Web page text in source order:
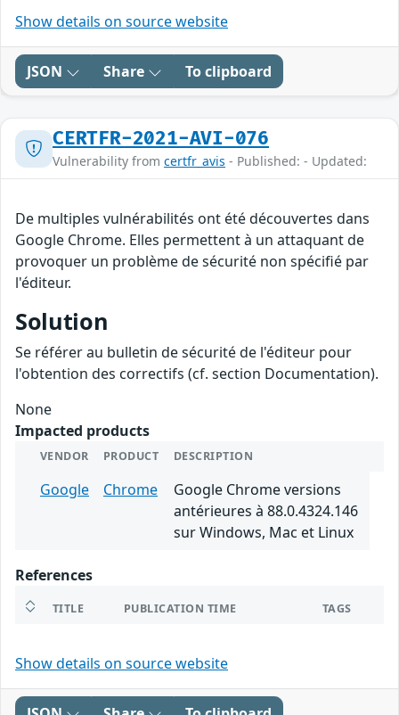
Show details on source website
JSON Share To clipboard
CERTFR-2021-AVI-076
Vulnerability from certfr_avis - Published: - Updated:
De multiples vulnérabilités ont été découvertes dans
Google Chrome. Elles permettent à un attaquant de
provoquer un problème de sécurité non spécifié par
l'éditeur.
Solution
Se référer au bulletin de sécurité de l'éditeur pour
l'obtention des correctifs (cf. section Documentation).
None
Impacted products
VENDOR PRODUCT DESCRIPTION
Google Chrome
Google Chrome versions
antérieures à 88.0.4324.146
sur Windows, Mac et Linux
References
TITLE PUBLICATION TIME TAGS
Show details on source website